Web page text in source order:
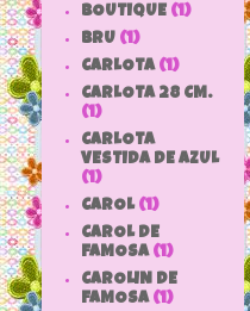
BOUTIQUE (1)
BRU (1)
CARLOTA (1)
CARLOTA 28 CM.
(1)
CARLOTA
VESTIDA DE AZUL
(1)
CAROL (1)
CAROL DE
FAMOSA (1)
CAROLIN DE
FAMOSA (1)